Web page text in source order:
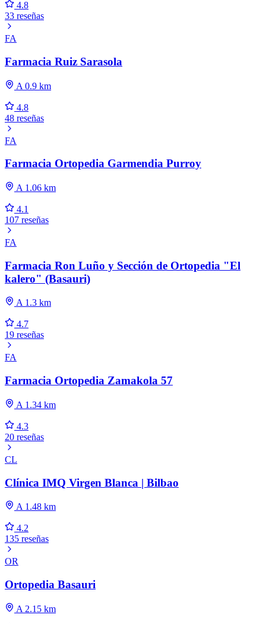
4.8
33 reseñas
FA
Farmacia Ruiz Sarasola
A 0.9 km
4.8
48 reseñas
FA
Farmacia Ortopedia Garmendia Purroy
A 1.06 km
4.1
107 reseñas
FA
Farmacia Ron Luño y Sección de Ortopedia "El
kalero" (Basauri)
A 1.3 km
4.7
19 reseñas
FA
Farmacia Ortopedia Zamakola 57
A 1.34 km
4.3
20 reseñas
CL
Clínica IMQ Virgen Blanca | Bilbao
A 1.48 km
4.2
135 reseñas
OR
Ortopedia Basauri
A 2.15 km